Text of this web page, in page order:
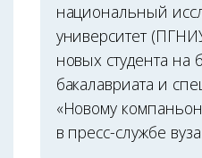
национальный
университет
новых студента на
бакалавриата и
«Новому
в пресс-службе вуза.